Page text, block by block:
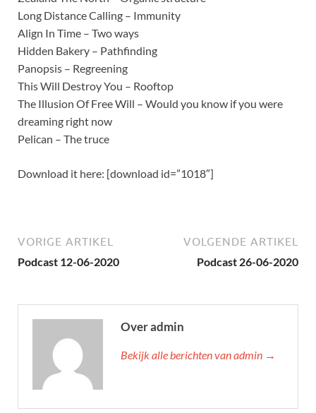
Long Distance Calling – Immunity
Align In Time – Two ways
Hidden Bakery – Pathfinding
Panopsis – Regreening
This Will Destroy You – Rooftop
The Illusion Of Free Will – Would you know if you were
dreaming right now
Pelican – The truce
Download it here: [download id=”1018″]
VORIGE ARTIKEL
Podcast 12-06-2020
VOLGENDE ARTIKEL
Podcast 26-06-2020
Over admin
Bekijk alle berichten van admin →